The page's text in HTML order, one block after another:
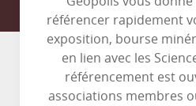
référencer rapidement
exposition, bourse
en lien avec les
référencement est
associations membres